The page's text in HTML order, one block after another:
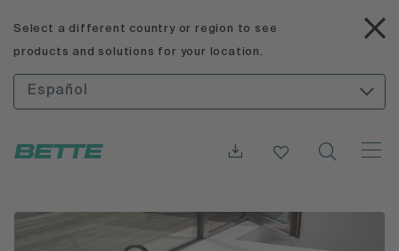
Select a different country or region to see
products and solutions for your location.
Español